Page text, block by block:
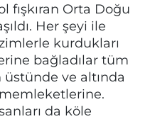
fışkıran Orta Doğu
Her şeyi ile
kurdukları
bağladılar tüm
üstünde ve altında
da köle